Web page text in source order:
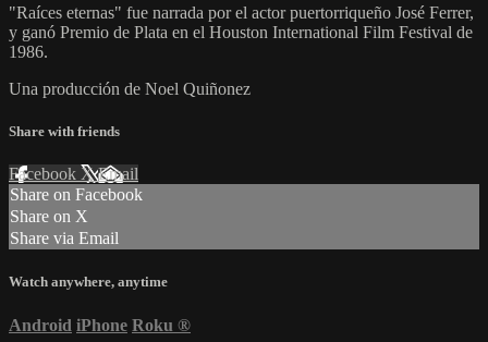
"Raíces eternas" fue narrada por el actor puertorriqueño José Ferrer,
y ganó Premio de Plata en el Houston International Film Festival de
1986.
Una producción de Noel Quiñonez
Share with friends
Facebook XEmail
Share on Facebook
Share on X
Share via Email
Watch anywhere, anytime
Android iPhone Roku ®